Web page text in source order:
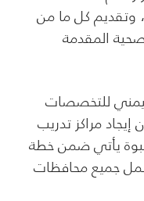
وتقديم كل ما من
المقدمة
للتخصصات
إيجاد مراكز تدريب
يأتي ضمن خطة
جميع محافظات